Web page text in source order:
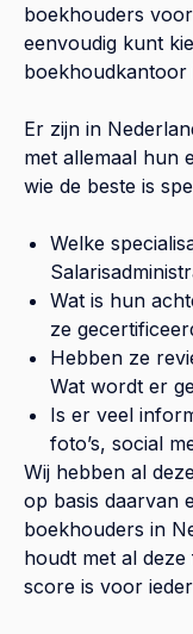
boekhouders
eenvoudig kunt
boekhoudkantoor
Er zijn in
met allemaal hun
wie de beste is
Welke
Wat is hun
ze
Hebben ze
Wat wordt er
Is er veel
foto’s, social
Wij hebben al
op basis daarvan
boekhouders in
houdt met al
score is voor